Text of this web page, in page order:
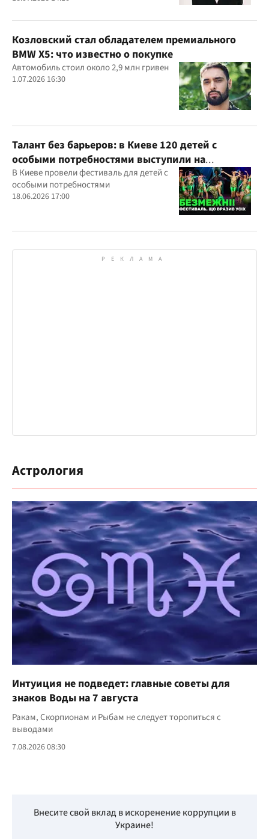
Козловский стал обладателем премиального
BMW X5: что известно о покупке
Автомобиль стоил около 2,9 млн гривен
1.07.2026 16:30
Талант без барьеров: в Киеве 120 детей с
особыми потребностями выступили на
всеукраинском фестивале
В Киеве провели фестиваль для детей с
особыми потребностями
18.06.2026 17:00
Астрология
Интуиция не подведет: главные советы для
знаков Воды на 7 августа
Ракам, Скорпионам и Рыбам не следует торопиться с
выводами
7.08.2026 08:30
Внесите свой вклад в искоренение коррупции в
Украине!